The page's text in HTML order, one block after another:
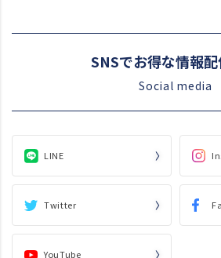
SNSでお得な情報配
Social media
LINE
Twitter
YouTube